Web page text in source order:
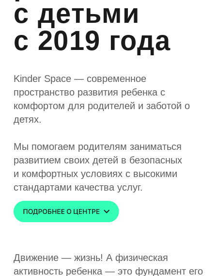
окружающий мир — цвета, размеры,
буквы, цифры, животных, фруктов и т. д.
На наших занятиях дети не просто
занимаются спортом, они получает
сбалансированную, тщательно
продуманную нагрузку, включая
развитие речи, сенсорное развитие.
бесплатное
пробное занятие
+7
ПРИЙТИ